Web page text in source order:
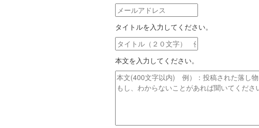
メ
ー
ル
ア
ド
レ
ス
タイトルを入力してください。
タ
イ
ト
ル
本文を入力してください。
本
文